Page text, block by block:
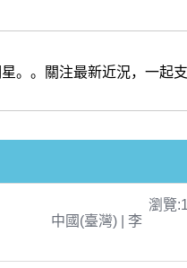
。。關注最新近況，一起
瀏覽
中國(臺灣) | 李